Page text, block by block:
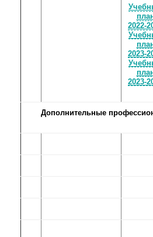
2022-
2023-
2023-
Дополнительные